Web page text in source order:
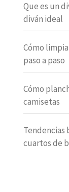
Que es un
diván ideal
Cómo
paso a paso
Cómo
camisetas
Tendencias
cuartos de